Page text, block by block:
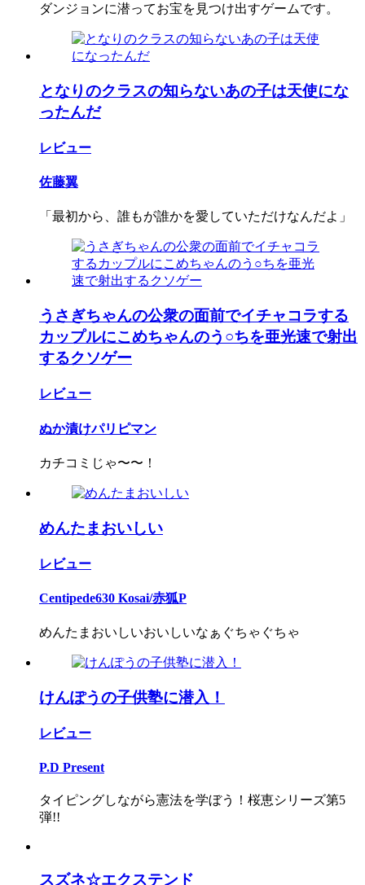
ダンジョンに潜ってお宝を見つけ出すゲームです。
となりのクラスの知らないあの子は天使にな
ったんだ
レビュー
佐藤翼
「最初から、誰もが誰かを愛していただけなんだよ」
うさぎちゃんの公衆の面前でイチャコラする
カップルにこめちゃんのう○ちを亜光速で射出
するクソゲー
レビュー
ぬか漬けパリピマン
カチコミじゃ〜〜！
めんたまおいしい
レビュー
Centipede630 Kosai/赤狐P
めんたまおいしいおいしいなぁぐちゃぐちゃ
けんぽうの子供塾に潜入！
レビュー
P.D Present
タイピングしながら憲法を学ぼう！桜恵シリーズ第5
弾!!
スズネ☆エクステンド